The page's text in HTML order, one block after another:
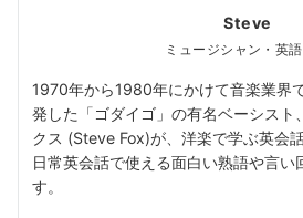
Steve
ミュージシャン・英
1970年から1980年にかけて音楽業界
発した「ゴダイゴ」の有名ベーシスト
クス (Steve Fox)が、洋楽で学ぶ英会話
日常英会話で使える面白い熟語や言い
す。